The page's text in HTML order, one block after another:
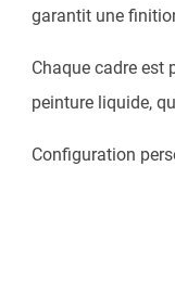
garantit une
Chaque cadre est
peinture liquide,
Configuration